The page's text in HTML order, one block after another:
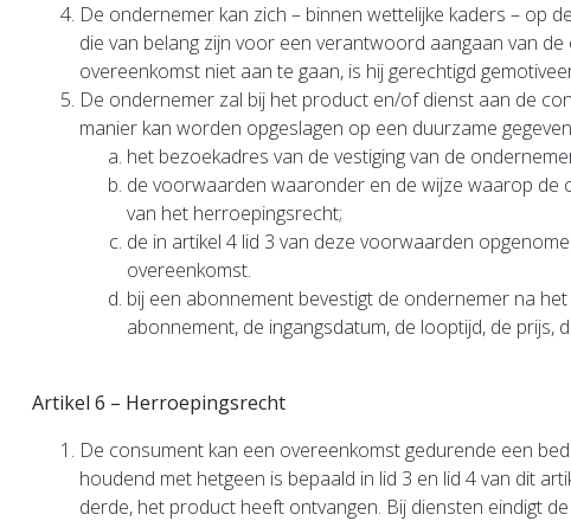
De ondernemer kan zich – binnen wettelijke kaders – op
die van belang zijn voor een verantwoord aangaan van
overeenkomst niet aan te gaan, is hij gerechtigd
De ondernemer zal bij het product en/of dienst aan de
manier kan worden opgeslagen op een duurzame
het bezoekadres van de vestiging van de
de voorwaarden waaronder en de wijze waarop de
van het herroepingsrecht;
de in artikel 4 lid 3 van deze voorwaarden
overeenkomst.
bij een abonnement bevestigt de ondernemer na
abonnement, de ingangsdatum, de looptijd, de
Artikel 6 – Herroepingsrecht
De consument kan een overeenkomst gedurende een
houdend met hetgeen is bepaald in lid 3 en lid 4 van dit
derde, het product heeft ontvangen. Bij diensten eindigt